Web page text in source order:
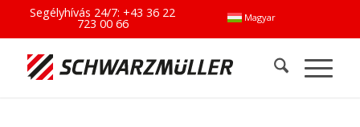
Magyar
Segélyhívás 24/7:+43 36 22
723 00 66